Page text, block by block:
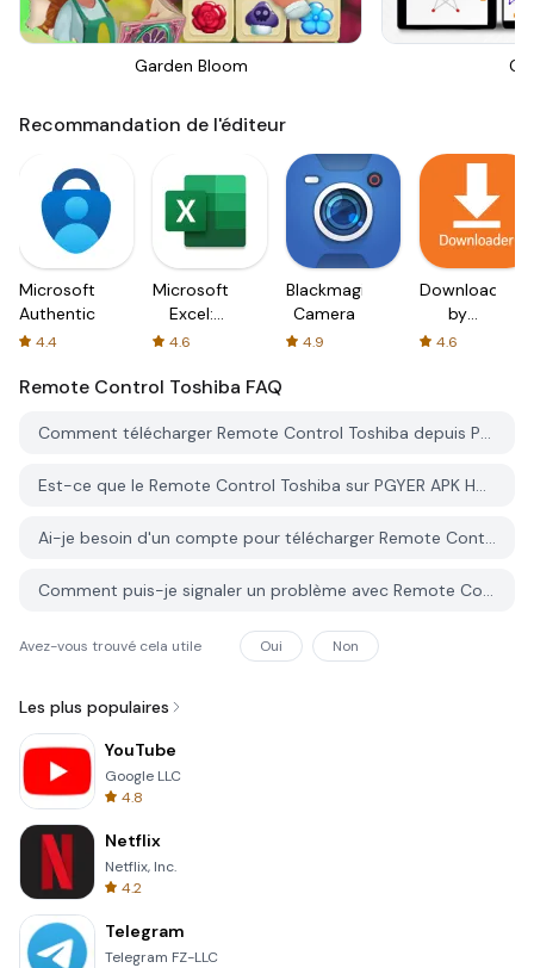
Garden Bloom
Recommandation de l'éditeur
Microsoft
Authenticator
4.4
Microsoft
Excel:
Spreadsheets
4.6
Blackmagic
Camera
4.9
Downloader
by
AFTVnews
4.6
Remote Control Toshiba FAQ
Comment télécharger Remote Control Toshiba depuis PGYER APK HUB?
Est-ce que le Remote Control Toshiba sur PGYER APK HUB est gratuit?
Ai-je besoin d'un compte pour télécharger Remote Control Toshiba depuis PGYER APK HUB?
Comment puis-je signaler un problème avec Remote Control Toshiba sur PGYER APK HUB?
Avez-vous trouvé cela utile Oui Non
Les plus populaires
YouTube
Google LLC
4.8
Netflix
Netflix, Inc.
4.2
Telegram
Telegram FZ-LLC